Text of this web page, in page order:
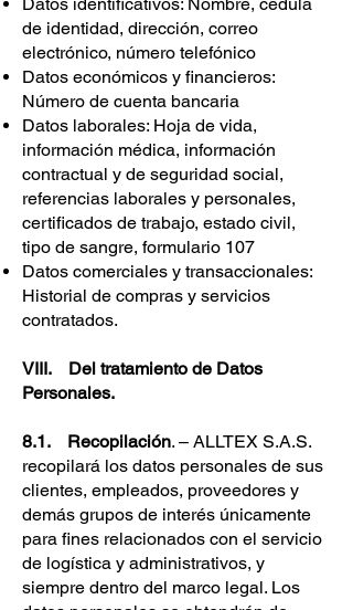
de identidad, dirección, correo
electrónico, número telefónico
Datos económicos y financieros:
Número de cuenta bancaria
Datos laborales: Hoja de vida,
información médica, información
contractual y de seguridad social,
referencias laborales y personales,
certificados de trabajo, estado civil,
tipo de sangre, formulario 107
Datos comerciales y transaccionales:
Historial de compras y servicios
contratados.
VIII. Del tratamiento de Datos
Personales.
8.1. Recopilación. – ALLTEX S.A.S.
recopilará los datos personales de sus
clientes, empleados, proveedores y
demás grupos de interés únicamente
para fines relacionados con el servicio
de logística y administrativos, y
siempre dentro del marco legal. Los